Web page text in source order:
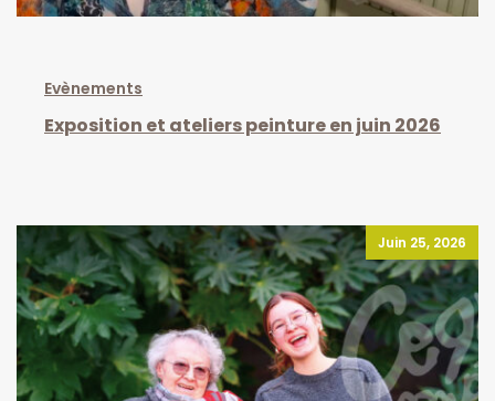
Evènements
Exposition et ateliers peinture en juin 2026
Juin 25, 2026